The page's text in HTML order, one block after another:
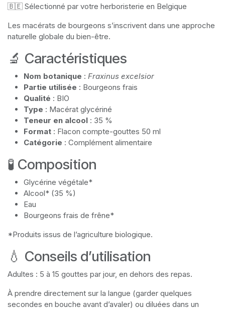
🇧🇪 Sélectionné par votre herboristerie en Belgique
Les macérats de bourgeons s’inscrivent dans une approche
naturelle globale du bien-être.
🔬 Caractéristiques
Nom botanique : Fraxinus excelsior
Partie utilisée : Bourgeons frais
Qualité : BIO
Type : Macérat glycériné
Teneur en alcool : 35 %
Format : Flacon compte-gouttes 50 ml
Catégorie : Complément alimentaire
🧪 Composition
Glycérine végétale*
Alcool* (35 %)
Eau
Bourgeons frais de frêne*
*Produits issus de l’agriculture biologique.
💧 Conseils d’utilisation
Adultes : 5 à 15 gouttes par jour, en dehors des repas.
À prendre directement sur la langue (garder quelques
secondes en bouche avant d’avaler) ou diluées dans un